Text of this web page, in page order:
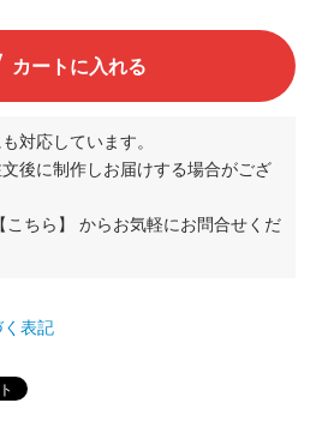
カートに入れる
対応しています。
後に制作しお届けする場合がござ
【こちら】
からお気軽にお問合せくだ
表記